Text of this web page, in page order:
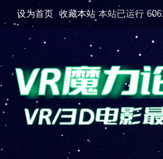
设为首页 收藏本站 本站已运行